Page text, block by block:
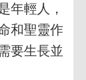
年輕人，
和聖靈作
要生長並